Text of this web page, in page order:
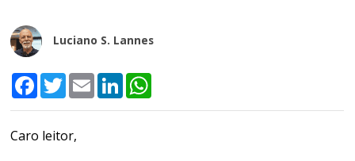
Luciano S. Lannes
Facebook
TwitterEmail LinkedIn
Caro leitor,